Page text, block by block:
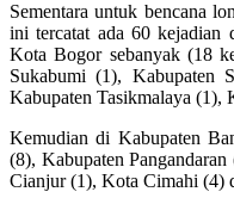
Sementara untuk bencana
ini tercatat ada 60 kejadian
Kota Bogor sebanyak (18
Sukabumi (1), Kabupaten
Kabupaten Tasikmalaya (1),
Kemudian di Kabupaten
(8), Kabupaten
Cianjur (1), Kota Cimahi (4)